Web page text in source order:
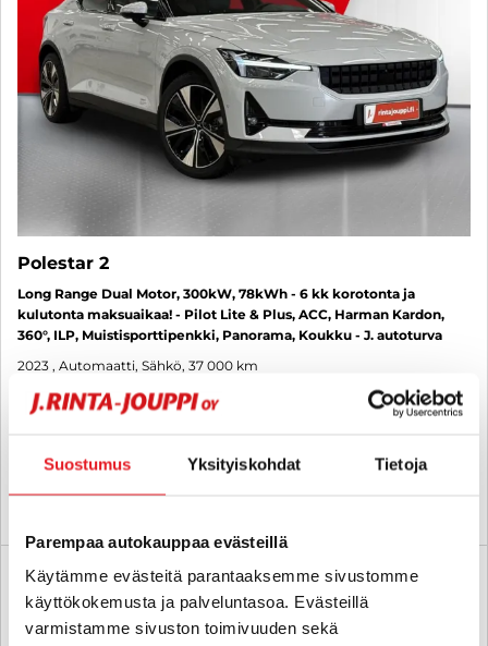
Suostumus Yksityiskohdat Tietoja
Parempaa autokauppaa evästeillä
Käytämme evästeitä parantaaksemme sivustomme
käyttökokemusta ja palveluntasoa. Evästeillä
varmistamme sivuston toimivuuden sekä
Polestar 2
Long Range Dual Motor, 300kW, 78kWh - 6 kk korotonta ja
kulutonta maksuaikaa! - Pilot Lite & Plus, ACC, Harman Kardon,
360°, ILP, Muistisporttipenkki, Panorama, Koukku - J. autoturva
2023 , Automaatti, Sähkö, 37 000 km
35 880 €
6 kk korotonta ja kulutonta